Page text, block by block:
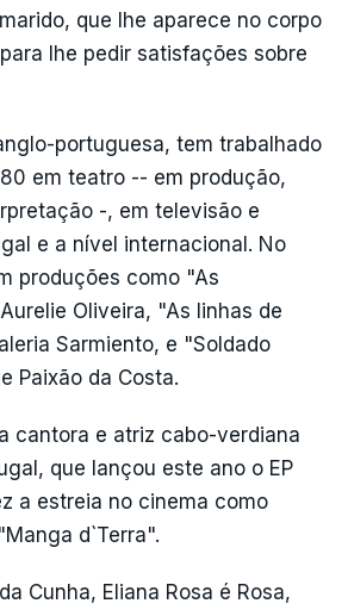
que lhe aparece no corpo
lhe pedir satisfações sobre
portuguesa, tem trabalhado
em teatro -- em produção,
-, em televisão e
e a nível internacional. No
produções como "As
Oliveira, "As linhas de
Sarmiento, e "Soldado
Paixão da Costa.
cantora e atriz cabo-verdiana
que lançou este ano o EP
a estreia no cinema como
d`Terra".
Cunha, Eliana Rosa é Rosa,